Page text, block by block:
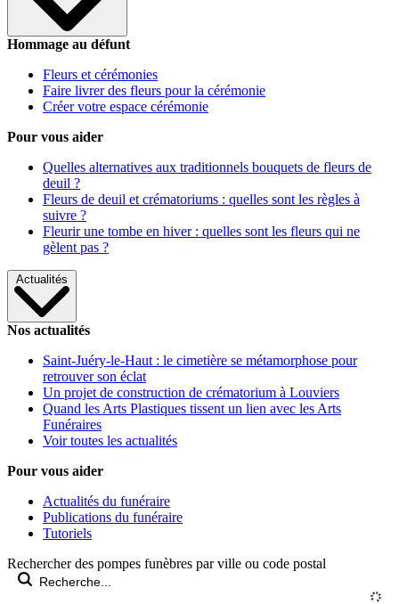
Hommage au défunt
Fleurs et cérémonies
Faire livrer des fleurs pour la cérémonie
Créer votre espace cérémonie
Pour vous aider
Quelles alternatives aux traditionnels bouquets de fleurs de
deuil ?
Fleurs de deuil et crématoriums : quelles sont les règles à
suivre ?
Fleurir une tombe en hiver : quelles sont les fleurs qui ne
gèlent pas ?
Actualités
Nos actualités
Saint-Juéry-le-Haut : le cimetière se métamorphose pour
retrouver son éclat
Un projet de construction de crématorium à Louviers
Quand les Arts Plastiques tissent un lien avec les Arts
Funéraires
Voir toutes les actualités
Pour vous aider
Actualités du funéraire
Publications du funéraire
Tutoriels
Rechercher des pompes funèbres par ville ou code postal